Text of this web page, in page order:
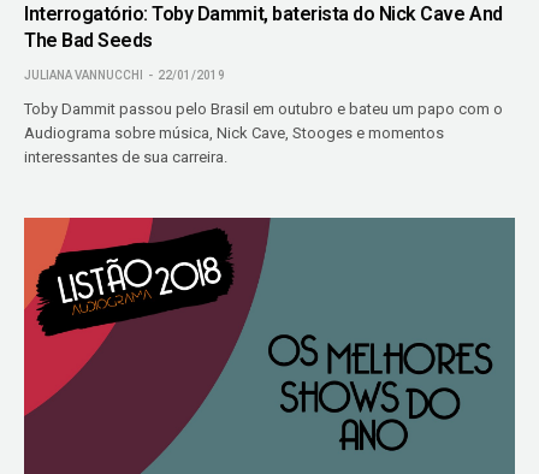
Interrogatório: Toby Dammit, baterista do Nick Cave And
The Bad Seeds
JULIANA VANNUCCHI 22/01/2019
Toby Dammit passou pelo Brasil em outubro e bateu um papo com o
Audiograma sobre música, Nick Cave, Stooges e momentos
interessantes de sua carreira.